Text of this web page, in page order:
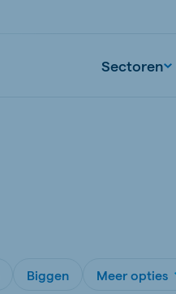
Sectoren
Biggen Meer opties